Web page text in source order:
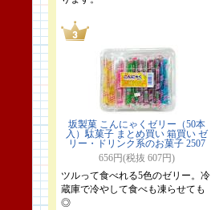
坂製菓 こんにゃくゼリー（50本
入）駄菓子 まとめ買い 箱買い ゼ
リー・ドリンク系のお菓子 2507
656円(税抜 607円)
ツルって食べれる5色のゼリー。冷
蔵庫で冷やして食べも凍らせても
◎